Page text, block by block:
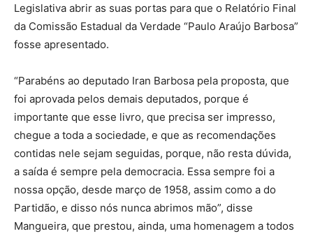
Legislativa abrir as suas portas para que o Relatório Final
da Comissão Estadual da Verdade “Paulo Araújo Barbosa”
fosse apresentado.
“Parabéns ao deputado Iran Barbosa pela proposta, que
foi aprovada pelos demais deputados, porque é
importante que esse livro, que precisa ser impresso,
chegue a toda a sociedade, e que as recomendações
contidas nele sejam seguidas, porque, não resta dúvida,
a saída é sempre pela democracia. Essa sempre foi a
nossa opção, desde março de 1958, assim como a do
Partidão, e disso nós nunca abrimos mão”, disse
Mangueira, que prestou, ainda, uma homenagem a todos